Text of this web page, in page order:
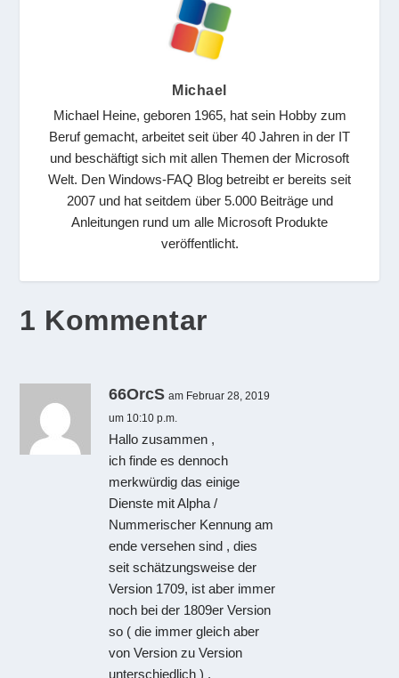
Michael
Michael Heine, geboren 1965, hat sein Hobby zum
Beruf gemacht, arbeitet seit über 40 Jahren in der IT
und beschäftigt sich mit allen Themen der Microsoft
Welt. Den Windows-FAQ Blog betreibt er bereits seit
2007 und hat seitdem über 5.000 Beiträge und
Anleitungen rund um alle Microsoft Produkte
veröffentlicht.
1 Kommentar
66OrcS am Februar 28, 2019
um 10:10 p.m.
Hallo zusammen ,
ich finde es dennoch
merkwürdig das einige
Dienste mit Alpha /
Nummerischer Kennung am
ende versehen sind , dies
seit schätzungsweise der
Version 1709, ist aber immer
noch bei der 1809er Version
so ( die immer gleich aber
von Version zu Version
unterschiedlich ) .